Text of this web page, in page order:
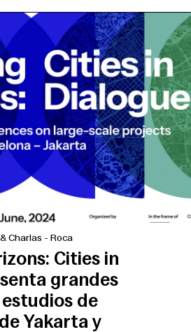
Charlas - Roca
Cities in
grandes
de
Yakarta y